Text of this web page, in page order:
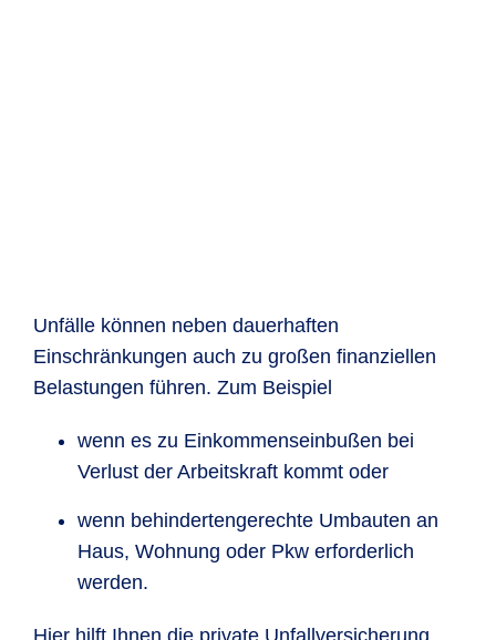
Unfälle können neben dauerhaften
Einschränkungen auch zu großen finanziellen
Belastungen führen. Zum Beispiel
wenn es zu Einkommenseinbußen bei
Verlust der Arbeitskraft kommt oder
wenn behindertengerechte Umbauten an
Haus, Wohnung oder Pkw erforderlich
werden.
Hier hilft Ihnen die private Unfallversicherung